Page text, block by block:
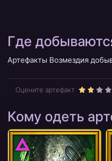
Где
Артефакты Возмездия
Оцените артефакт
Кому одеть
Тьма